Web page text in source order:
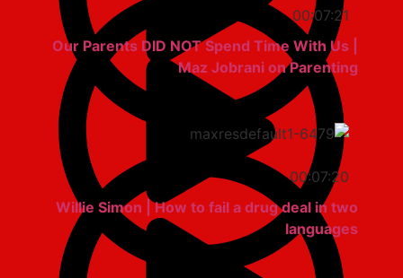
00:07:21
Our Parents DID NOT Spend Time With Us |
Maz Jobrani on Parenting
00:07:20
Willie Simon | How to fail a drug deal in two
languages